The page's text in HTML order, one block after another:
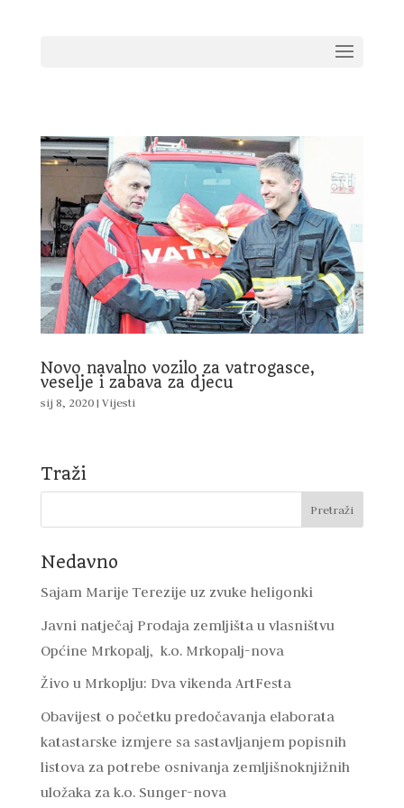
Novo navalno vozilo za vatrogasce,
veselje i zabava za djecu
sij 8, 2020| Vijesti
Traži
Nedavno
Sajam Marije Terezije uz zvuke heligonki
Javni natječaj Prodaja zemljišta u vlasništvu
Općine Mrkopalj, k.o. Mrkopalj-nova
Živo u Mrkoplju: Dva vikenda ArtFesta
Obavijest o početku predočavanja elaborata
katastarske izmjere sa sastavljanjem popisnih
listova za potrebe osnivanja zemljišnoknjižnih
uložaka za k.o. Sunger-nova